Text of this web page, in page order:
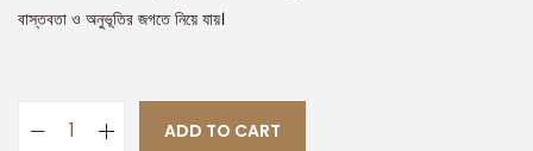
বাস্তবতা ও অনুভূতির জগতে নিয়ে যায়।
ADD TO CART